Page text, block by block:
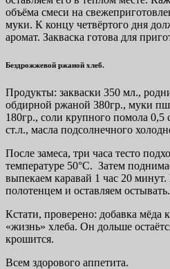
объёма смеси на
муки. К концу четвёртого дня
аромат. Закваска готова для
Бездрожжевой ржаной хлеб.
Продукты: закваски 350 мл.,
обдирной ржаной 380гр., муки
180гр., соли крупного помола 0,5
ст.л., масла подсолнечного
После замеса, три часа тесто
температуре 50°С. Затем
выпекаем каравай 1 час 20
полотенцем и оставляем остывать.
Кстати, проверено: добавка мёда
«жизнь» хлеба. Он дольше
крошится.
Всем здорового аппетита.